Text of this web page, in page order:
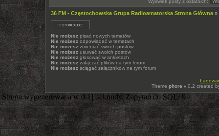
Wyświetl posty z ostatnich:
36 FM - Częstochowska Grupa Radioamatorska Strona Główna »
Nie możesz pisać nowych tematów
Nie możesz odpowiadać w tematach
Nie możesz zmieniać swoich postów
Nie możesz usuwać swoich postów
Nie możesz głosować w ankietach
Nie możesz załączać plików na tym forum
Nie możesz ściągać załączników na tym forum
Theme phore v 0.2 created
Strona wygenerowana w 0.11 sekundy. Zapytań do SQL: 9